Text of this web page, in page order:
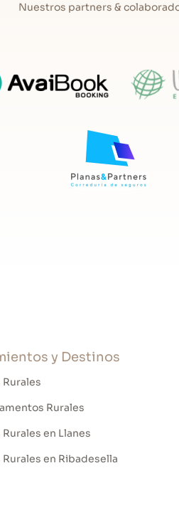
Nuestros partners &
y Destinos
Rurales
Rurales
Rurales en Llanes
Rurales en Ribadesella